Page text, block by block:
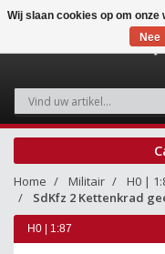
Home Militair H0 |
SdKfz 2 Kettenkrad
H0 | 1:87
Wij slaan cookies op om
Nee